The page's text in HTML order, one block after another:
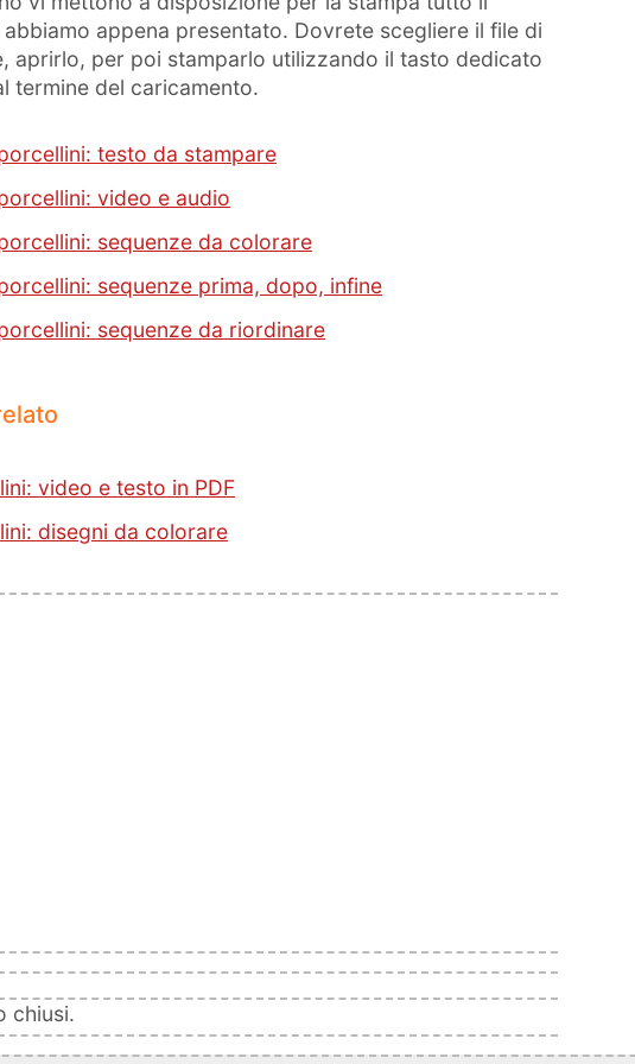
appena presentato. Dovrete scegliere il file di
aprirlo, per poi stamparlo utilizzando il tasto dedicato
termine del caricamento.
testo da stampare
video e audio
sequenze da colorare
sequenze prima, dopo, infine
sequenze da riordinare
video e testo in PDF
disegni da colorare
chiusi.